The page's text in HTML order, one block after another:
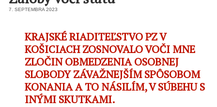
7. SEPTEMBRA 2023
KRAJSKÉ RIADITEĽSTVO PZ V
KOŠICIACH ZOSNOVALO VOČI MNE
ZLOČIN OBMEDZENIA OSOBNEJ
SLOBODY ZÁVAŽNEJŠÍM SPÔSOBOM
KONANIA A TO NÁSILÍM, V SÚBEHU S
INÝMI SKUTKAMI.